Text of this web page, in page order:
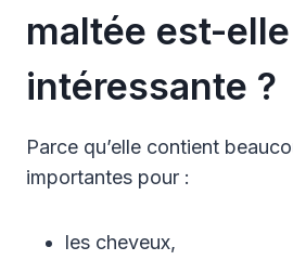
maltée est-elle
intéressante ?
Parce qu’elle contient
importantes pour :
les cheveux,